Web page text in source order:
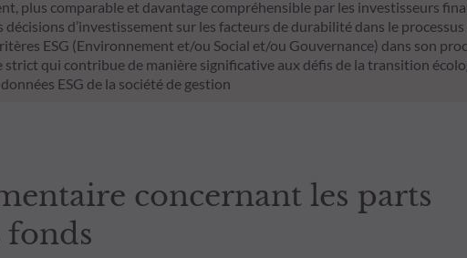
plus comparable et davantage compréhensible par les investisseurs
d’investissement sur les facteurs de durabilité dans le
ESG (Environnement et/ou Social et/ou Gouvernance) dans son
qui contribue de manière significative aux défis de la transition
ESG de la société de gestion
concernant les parts
fonds